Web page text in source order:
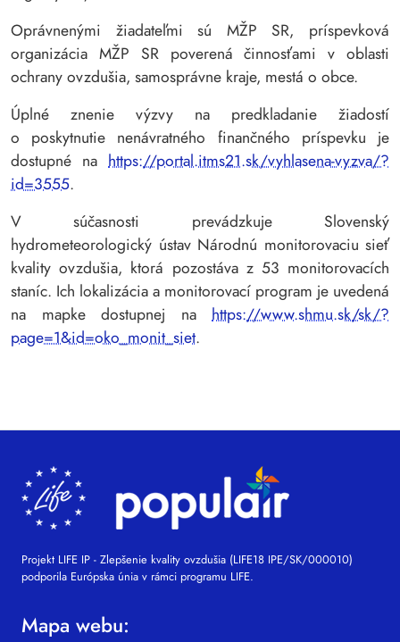
Oprávnenými žiadateľmi sú MŽP SR, príspevková
organizácia MŽP SR poverená činnosťami v oblasti
ochrany ovzdušia, samosprávne kraje, mestá o obce.
Úplné znenie výzvy na predkladanie žiadostí
o poskytnutie nenávratného finančného príspevku je
dostupné na https://portal.itms21.sk/vyhlasena-vyzva/?
id=3555.
V súčasnosti prevádzkuje Slovenský
hydrometeorologický ústav Národnú monitorovaciu sieť
kvality ovzdušia, ktorá pozostáva z 53 monitorovacích
staníc. Ich lokalizácia a monitorovací program je uvedená
na mapke dostupnej na https://www.shmu.sk/sk/?
page=1&id=oko_monit_siet.
Projekt LIFE IP - Zlepšenie kvality ovzdušia (LIFE18 IPE/SK/000010)
podporila Európska únia v rámci programu LIFE.
Mapa webu: